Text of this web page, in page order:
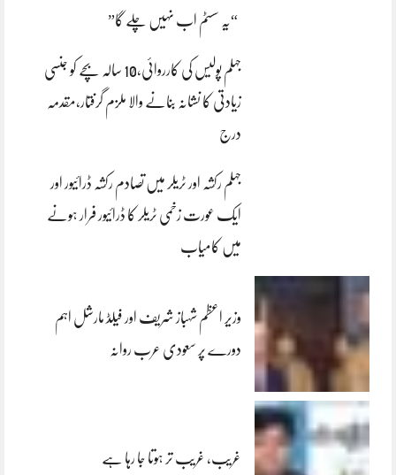
“یہ سسٹم اب نہیں چلے گا”
جہلم پولیس کی کارروائی،10 سالہ بچے کو جنسی
زیادتی کا نشانہ بنانے والا ملزم گرفتار،مقدمہ
درج
جہلم رکشہ اور ٹریلر میں تصادم رکشہ ڈرائیور اور
ایک عورت زخمی ٹریلر کا ڈرائیور فرار ہونے
میں کامیاب
وزیر اعظم شہباز شریف اور فیلڈ مارشل اہم
دورے پر سعودی عرب روانہ
غریب، غریب تر ہوتا جا رہا ہے